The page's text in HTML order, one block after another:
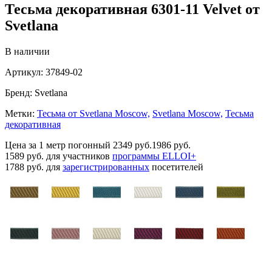
Тесьма декоративная 6301-11 Velvet от
Svetlana
В наличии
Артикул: 37849-02
Бренд: Svetlana
Метки: Тесьма от Svetlana Moscow, Svetlana Moscow, Тесьма
декоративная
Цена за 1 метр погонный 2349 руб.1986 руб.
1589 руб. для участников программы ELLOI+
1788 руб. для зарегистрированных посетителей